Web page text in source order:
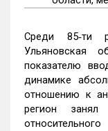
Среди 85‑ти
Ульяновская
показателю
динамике
отношению к
регион